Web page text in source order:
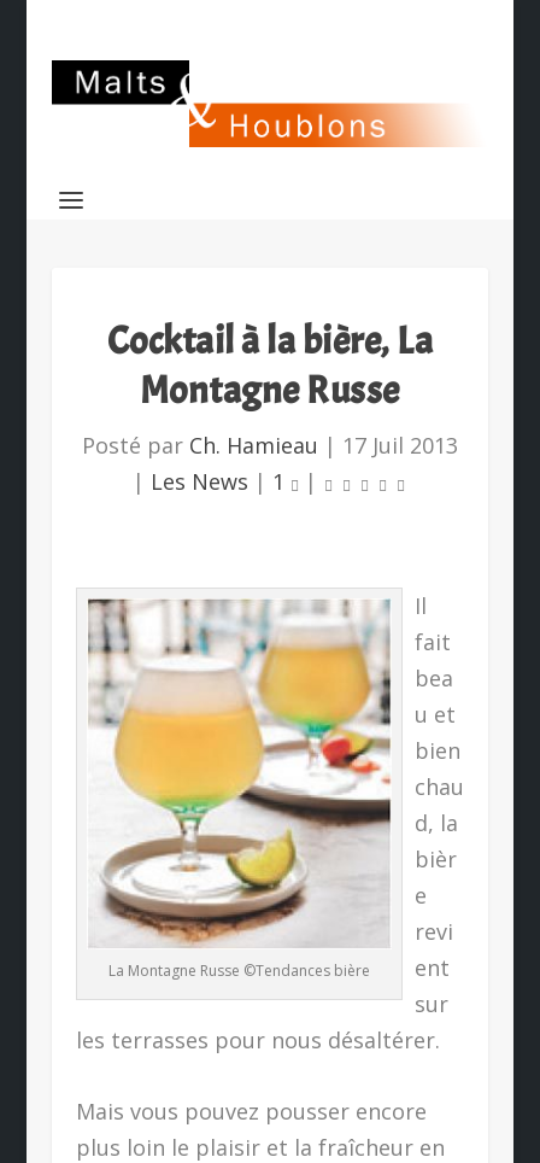
Cocktail à la bière, La
Montagne Russe
Posté par Ch. Hamieau | 17 Juil 2013
| Les News | 1 |
La Montagne Russe ©Tendances bière
Il
fait
bea
u et
bien
chau
d, la
bièr
e
revi
ent
sur
les terrasses pour nous désaltérer.
Mais vous pouvez pousser encore
plus loin le plaisir et la fraîcheur en